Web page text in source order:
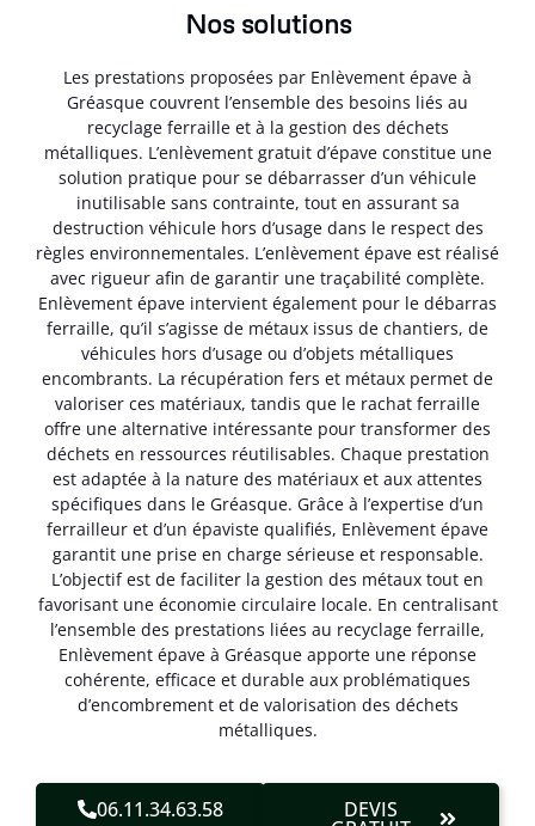
Nos solutions
Les prestations proposées par Enlèvement épave à
Gréasque couvrent l’ensemble des besoins liés au
recyclage ferraille et à la gestion des déchets
métalliques. L’enlèvement gratuit d’épave constitue une
solution pratique pour se débarrasser d’un véhicule
inutilisable sans contrainte, tout en assurant sa
destruction véhicule hors d’usage dans le respect des
règles environnementales. L’enlèvement épave est réalisé
avec rigueur afin de garantir une traçabilité complète.
Enlèvement épave intervient également pour le débarras
ferraille, qu’il s’agisse de métaux issus de chantiers, de
véhicules hors d’usage ou d’objets métalliques
encombrants. La récupération fers et métaux permet de
valoriser ces matériaux, tandis que le rachat ferraille
offre une alternative intéressante pour transformer des
déchets en ressources réutilisables. Chaque prestation
est adaptée à la nature des matériaux et aux attentes
spécifiques dans le Gréasque. Grâce à l’expertise d’un
ferrailleur et d’un épaviste qualifiés, Enlèvement épave
garantit une prise en charge sérieuse et responsable.
L’objectif est de faciliter la gestion des métaux tout en
favorisant une économie circulaire locale. En centralisant
l’ensemble des prestations liées au recyclage ferraille,
Enlèvement épave à Gréasque apporte une réponse
cohérente, efficace et durable aux problématiques
d’encombrement et de valorisation des déchets
métalliques.
06.11.34.63.58 DEVIS